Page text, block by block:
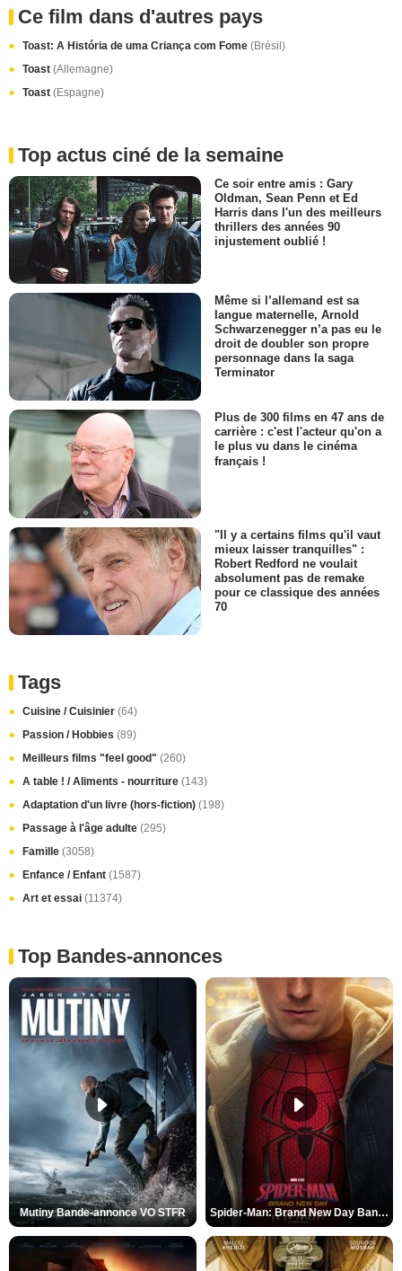
Ce film dans d'autres pays
Toast: A História de uma Criança com Fome (Brésil)
Toast (Allemagne)
Toast (Espagne)
Top actus ciné de la semaine
Ce soir entre amis : Gary
Oldman, Sean Penn et Ed
Harris dans l'un des meilleurs
thrillers des années 90
injustement oublié !
Même si l’allemand est sa
langue maternelle, Arnold
Schwarzenegger n’a pas eu le
droit de doubler son propre
personnage dans la saga
Terminator
Plus de 300 films en 47 ans de
carrière : c'est l'acteur qu'on a
le plus vu dans le cinéma
français !
"Il y a certains films qu'il vaut
mieux laisser tranquilles" :
Robert Redford ne voulait
absolument pas de remake
pour ce classique des années
70
Tags
Cuisine / Cuisinier (64)
Passion / Hobbies (89)
Meilleurs films "feel good" (260)
A table ! / Aliments - nourriture (143)
Adaptation d'un livre (hors-fiction) (198)
Passage à l'âge adulte (295)
Famille (3058)
Enfance / Enfant (1587)
Art et essai (11374)
Top Bandes-annonces
Mutiny Bande-annonce VO STFR Spider-Man: Brand New Day Bande-annonce VO STFR